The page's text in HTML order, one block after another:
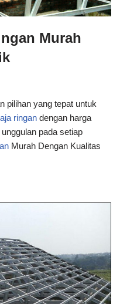
Murah
pilihan yang tepat untuk
ringan dengan harga
pada setiap
Murah Dengan Kualitas